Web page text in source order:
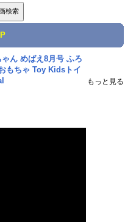
ん めばえ8月号 ふろ
もちゃ Toy Kidsトイ
もっと見る